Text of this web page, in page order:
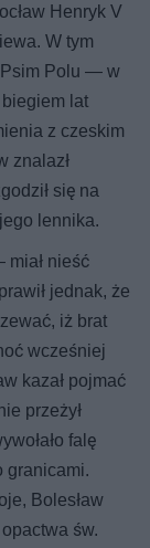
Henryk V
W tym
Psim Polu — w
lat
z czeskim
znalazł
się na
lennika.
nieść
jednak, że
iż brat
wcześniej
kazał pojmać
przeżył
falę
granicami.
Bolesław
św.